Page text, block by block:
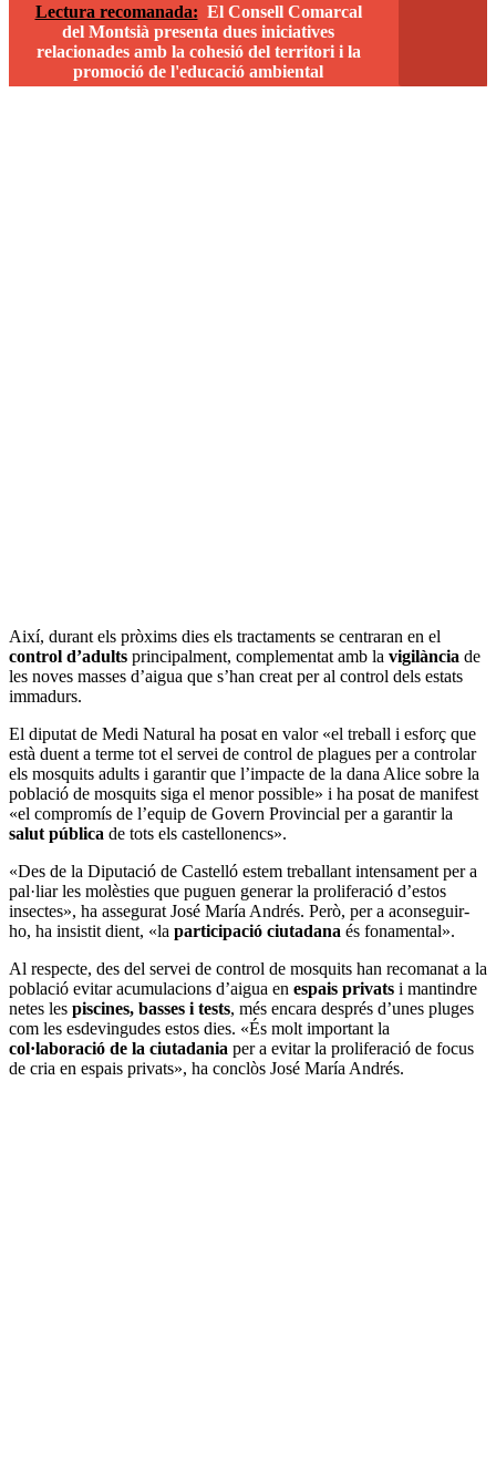
Lectura recomanada: El Consell Comarcal
del Montsià presenta dues iniciatives
relacionades amb la cohesió del territori i la
promoció de l'educació ambiental
Així, durant els pròxims dies els tractaments se centraran en el
control d’adults principalment, complementat amb la vigilància de
les noves masses d’aigua que s’han creat per al control dels estats
immadurs.
El diputat de Medi Natural ha posat en valor «el treball i esforç que
està duent a terme tot el servei de control de plagues per a controlar
els mosquits adults i garantir que l’impacte de la dana Alice sobre la
població de mosquits siga el menor possible» i ha posat de manifest
«el compromís de l’equip de Govern Provincial per a garantir la
salut pública de tots els castellonencs».
«Des de la Diputació de Castelló estem treballant intensament per a
pal·liar les molèsties que puguen generar la proliferació d’estos
insectes», ha assegurat José María Andrés. Però, per a aconseguir-
ho, ha insistit dient, «la participació ciutadana és fonamental».
Al respecte, des del servei de control de mosquits han recomanat a la
població evitar acumulacions d’aigua en espais privats i mantindre
netes les piscines, basses i tests, més encara després d’unes pluges
com les esdevingudes estos dies. «És molt important la
col·laboració de la ciutadania per a evitar la proliferació de focus
de cria en espais privats», ha conclòs José María Andrés.